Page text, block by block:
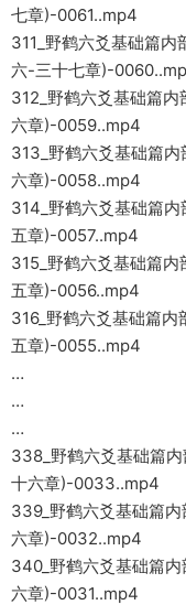
七章)-0061..mp4
311_野鹤六爻基础篇
六-三十七章)-
312_野鹤六爻基础篇
六章)-0059..mp4
313_野鹤六爻基础篇
六章)-0058..mp4
314_野鹤六爻基础篇
五章)-0057..mp4
315_野鹤六爻基础篇
五章)-0056..mp4
316_野鹤六爻基础篇
五章)-0055..mp4
…
…
…
338_野鹤六爻基础篇
十六章)-0033..mp4
339_野鹤六爻基础篇
六章)-0032..mp4
340_野鹤六爻基础篇
六章)-0031..mp4